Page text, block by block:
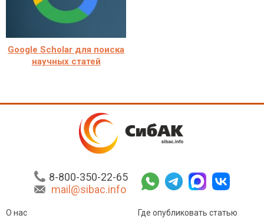
Google Scholar для поиска
научных статей
8-800-350-22-65
mail@sibac.info
О нас
Где опубликовать статью